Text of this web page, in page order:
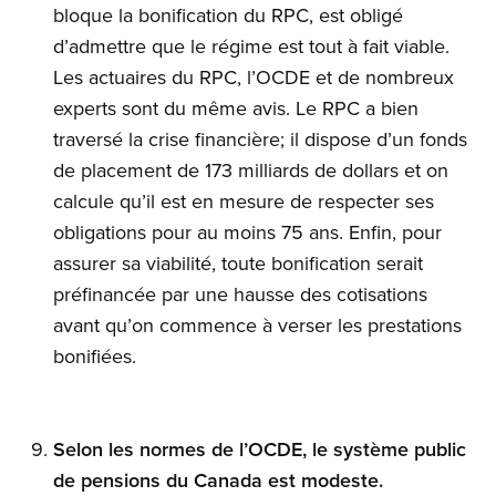
bloque la bonification du RPC, est obligé
d’admettre que le régime est tout à fait viable.
Les actuaires du RPC, l’OCDE et de nombreux
experts sont du même avis. Le RPC a bien
traversé la crise financière; il dispose d’un fonds
de placement de 173 milliards de dollars et on
calcule qu’il est en mesure de respecter ses
obligations pour au moins 75 ans. Enfin, pour
assurer sa viabilité, toute bonification serait
préfinancée par une hausse des cotisations
avant qu’on commence à verser les prestations
bonifiées.
Selon les normes de l’OCDE, le système public
de pensions du Canada est modeste.